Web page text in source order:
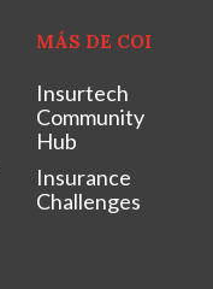
MÁS DE COI
Insurtech
Community
Hub
Insurance
Challenges